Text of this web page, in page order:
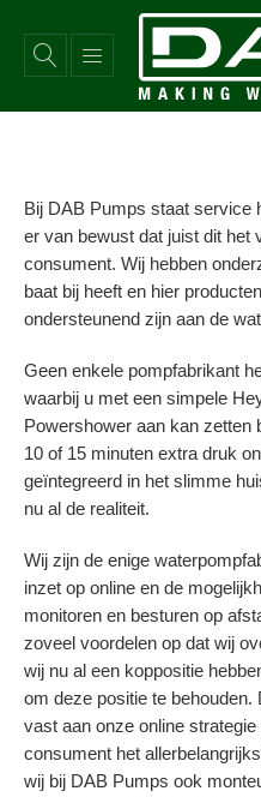
naar
Bij DAB Pumps staat service
er van bewust dat juist dit het
consument. Wij hebben
baat bij heeft en hier
ondersteunend zijn aan de
Geen enkele pompfabrikant
waarbij u met een simpele
Powershower aan kan zetten
10 of 15 minuten extra druk
geïntegreerd in het slimme
nu al de realiteit.
Wij zijn de enige
inzet op online en de
monitoren en besturen op
zoveel voordelen op dat wij
wij nu al een koppositie
om deze positie te behouden.
vast aan onze online
consument het
wij bij DAB Pumps ook